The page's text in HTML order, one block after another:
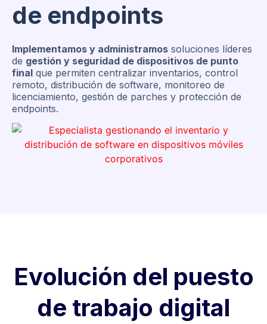
de endpoints
Implementamos y administramos soluciones líderes
de gestión y seguridad de dispositivos de punto
final que permiten centralizar inventarios, control
remoto, distribución de software, monitoreo de
licenciamiento, gestión de parches y protección de
endpoints.
Evolución del puesto
de trabajo digital